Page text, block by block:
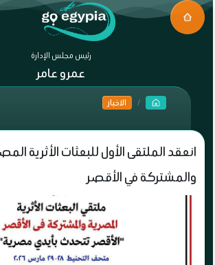
رئيس مجلس الإدارة
عمرو عامر
الاخبار
انعقد الملتقى الأول للبعثات الأثرية
والمشتركة في الأقصر